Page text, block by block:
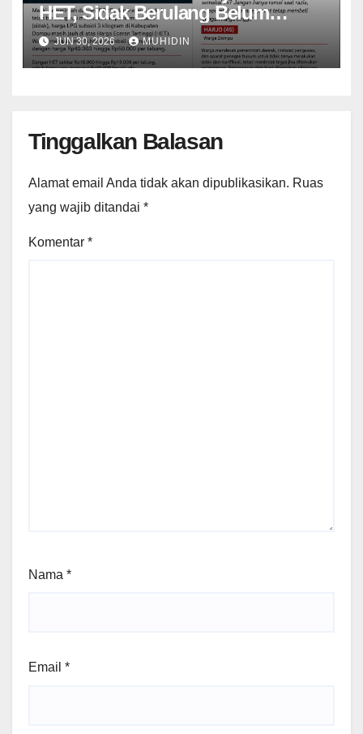
HET, Sidak Berulang Belum
Mampu Menekan Harga
JUN 30, 2026 MUHIDIN
Tinggalkan Balasan
Alamat email Anda tidak akan dipublikasikan. Ruas
yang wajib ditandai *
Komentar *
Nama *
Email *